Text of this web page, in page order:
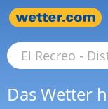
Das Wetter